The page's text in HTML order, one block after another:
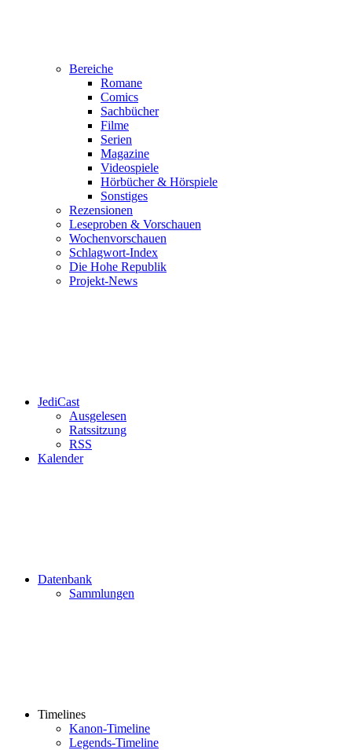
Bereiche
Romane
Comics
Sachbücher
Filme
Serien
Magazine
Videospiele
Hörbücher & Hörspiele
Sonstiges
Rezensionen
Leseproben & Vorschauen
Wochenvorschauen
Schlagwort-Index
Die Hohe Republik
Projekt-News
JediCast
Ausgelesen
Ratssitzung
RSS
Kalender
Datenbank
Sammlungen
Timelines
Kanon-Timeline
Legends-Timeline